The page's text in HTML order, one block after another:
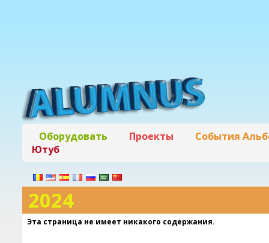
Оборудовать Проекты
События
Ютуб
2024
Эта страница не имеет никакого содержания.